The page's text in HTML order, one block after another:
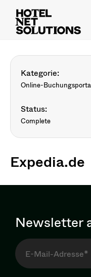
Kategorie:
Online-
Status:
Complete
Expedia.de
Newsletter